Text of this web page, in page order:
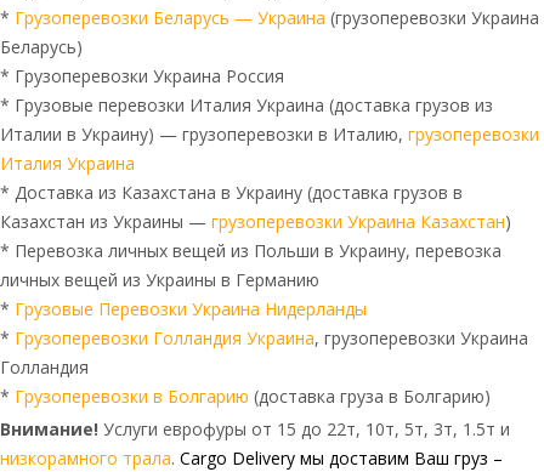
* Грузоперевозки Беларусь — Украина (грузоперевозки Украина
Беларусь)
* Грузоперевозки Украина Россия
* Грузовые перевозки Италия Украина (доставка грузов из
Италии в Украину) — грузоперевозки в Италию, грузоперевозки
Италия Украина
* Доставка из Казахстана в Украину (доставка грузов в
Казахстан из Украины — грузоперевозки Украина Казахстан)
* Перевозка личных вещей из Польши в Украину, перевозка
личных вещей из Украины в Германию
* Грузовые Перевозки Украина Нидерланды
* Грузоперевозки Голландия Украина, грузоперевозки Украина
Голландия
* Грузоперевозки в Болгарию (доставка груза в Болгарию)
Внимание! Услуги еврофуры от 15 до 22т, 10т, 5т, 3т, 1.5т и
низкорамного трала. Cargo Delivery мы доставим Ваш груз –